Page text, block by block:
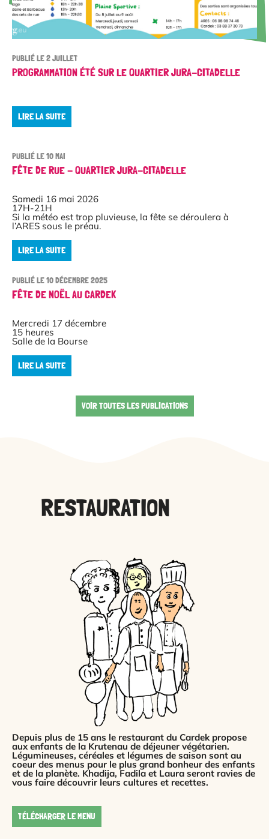
PUBLIÉ LE 2 JUILLET
PROGRAMMATION ÉTÉ SUR LE QUARTIER JURA-CITADELLE
LIRE LA SUITE
PUBLIÉ LE 10 MAI
FÊTE DE RUE - QUARTIER JURA-CITADELLE
Samedi 16 mai 2026
17H-21H
Si la météo est trop pluvieuse, la fête se déroulera à
l’ARES sous le préau.
LIRE LA SUITE
PUBLIÉ LE 10 DÉCEMBRE 2025
FÊTE DE NOËL AU CARDEK
Mercredi 17 décembre
15 heures
Salle de la Bourse
LIRE LA SUITE
VOIR TOUTES LES PUBLICATIONS
RESTAURATION
Depuis plus de 15 ans le restaurant du Cardek propose
aux enfants de la Krutenau de déjeuner végétarien.
Légumineuses, céréales et légumes de saison sont au
coeur des menus pour le plus grand bonheur des enfants
et de la planète. Khadija, Fadila et Laura seront ravies de
vous faire découvrir leurs cultures et recettes.
TÉLÉCHARGER LE MENU